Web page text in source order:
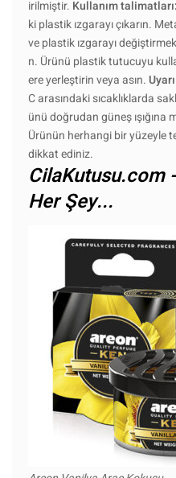
irilmiştir. Kullanım talimatları:
ki plastik ızgarayı çıkarın.
ve plastik ızgarayı
n. Ürünü plastik tutucuyu
ere yerleştirin veya asın.
C arasındaki sıcaklıklarda
ünü doğrudan güneş ışığına
Ürünün herhangi bir yüzeyle
dikkat ediniz.
CilaKutusu.com
Her Şey...